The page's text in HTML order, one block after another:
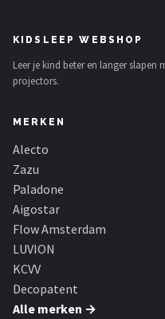
KIDSLEEP WEBSHOP
Leer je kind beter en langer
projectors.
MERKEN
Alecto
Zazu
Paladone
Aigostar
Flow Amsterdam
LUVION
KCVV
Decopatent
Alle merken →